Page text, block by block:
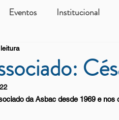
Eventos Institucional
Vantagens Asbac
da Asbac desde 1969 e